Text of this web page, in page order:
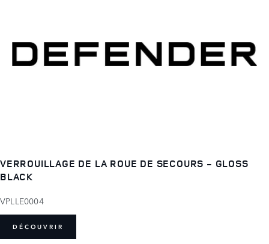
VERROUILLAGE DE LA ROUE DE SECOURS - GLOSS
BLACK
VPLLE0004
DÉCOUVRIR